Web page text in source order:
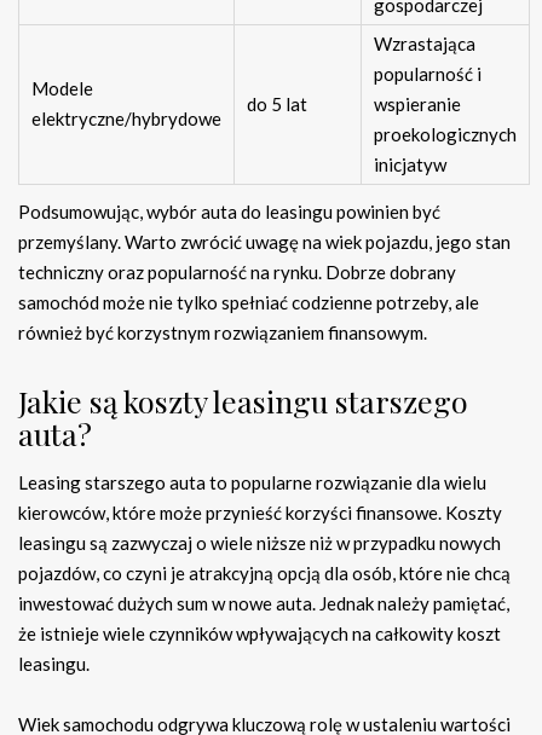
gospodarczej
Modele
elektryczne/hybrydowe
do 5 lat
Wzrastająca
popularność i
wspieranie
proekologicznych
inicjatyw
Podsumowując, wybór auta do leasingu powinien być
przemyślany. Warto zwrócić uwagę na wiek pojazdu, jego stan
techniczny oraz popularność na rynku. Dobrze dobrany
samochód może nie tylko spełniać codzienne potrzeby, ale
również być korzystnym rozwiązaniem finansowym.
Jakie są koszty leasingu starszego
auta?
Leasing starszego auta to popularne rozwiązanie dla wielu
kierowców, które może przynieść korzyści finansowe. Koszty
leasingu są zazwyczaj o wiele niższe niż w przypadku nowych
pojazdów, co czyni je atrakcyjną opcją dla osób, które nie chcą
inwestować dużych sum w nowe auta. Jednak należy pamiętać,
że istnieje wiele czynników wpływających na całkowity koszt
leasingu.
Wiek samochodu odgrywa kluczową rolę w ustaleniu wartości